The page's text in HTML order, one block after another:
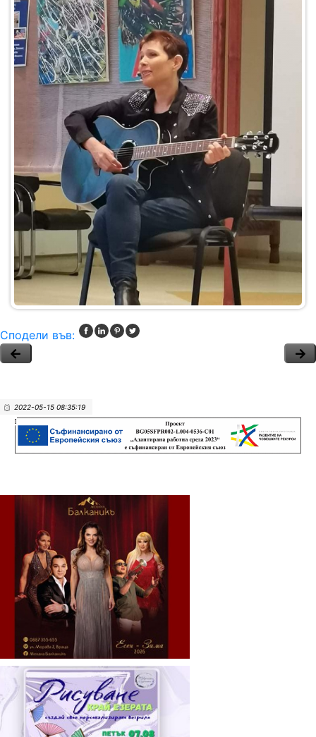
Сподели във:
2022-05-15 08:35:19